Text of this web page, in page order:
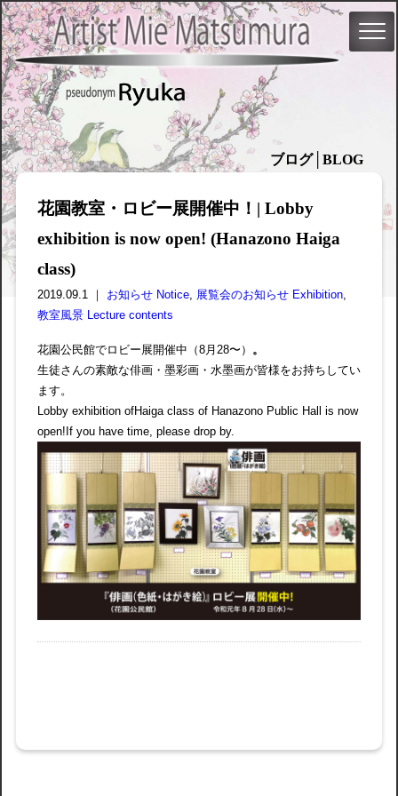
ブログ│BLOG
花園教室・ロビー展開催中！| Lobby
exhibition is now open! (Hanazono Haiga
class)
2019.09.1 ｜ お知らせ Notice, 展覧会のお知らせ Exhibition,
教室風景 Lecture contents
花園公民館でロビー展開催中（8月28〜） 。
生徒さんの素敵な俳画・墨彩画・水墨画が皆様をお持ちしてい
ます。
Lobby exhibition ofHaiga class of Hanazono Public Hall is now
open!If you have time, please drop by.